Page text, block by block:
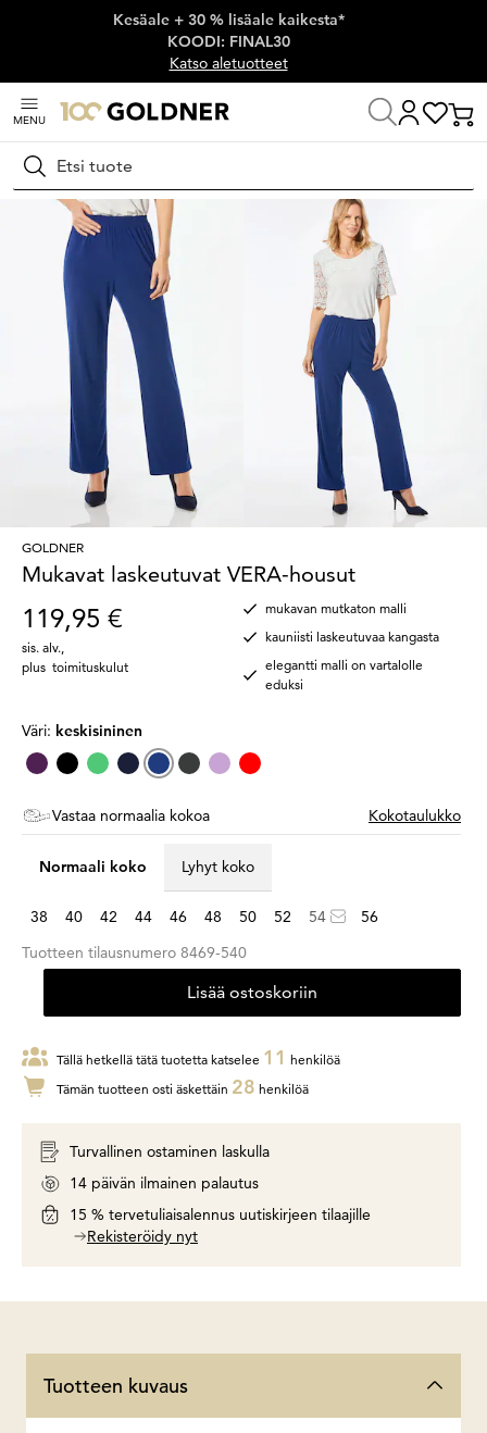
Ohita siirtymä, siirry pääsisältöön
Kesäale + 30 % lisäale kaikesta*
KOODI: FINAL30
Katso aletuotteet
MENU
Hae
Koti Naisten muoti
GOLDNER
Mukavat laskeutuvat VERA-housut
119,95 €
sis. alv.
plus toimituskulut
mukavan mutkaton malli
kauniisti laskeutuvaa kangasta
elegantti malli on vartalolle
eduksi
Väri: keskisininen
Vastaa normaalia kokoa Kokotaulukko
Normaali koko Lyhyt koko
38 40 42 44 46 48 50 52 54
56
Tuotteen tilausnumero 8469-540
Lisää ostoskoriin
Tällä hetkellä tätä tuotetta katselee 11 henkilöä
Tämän tuotteen osti äskettäin 28 henkilöä
Turvallinen ostaminen laskulla
14 päivän ilmainen palautus
15 % tervetuliaisalennus uutiskirjeen tilaajille
Rekisteröidy nyt
Tuotteen kuvaus